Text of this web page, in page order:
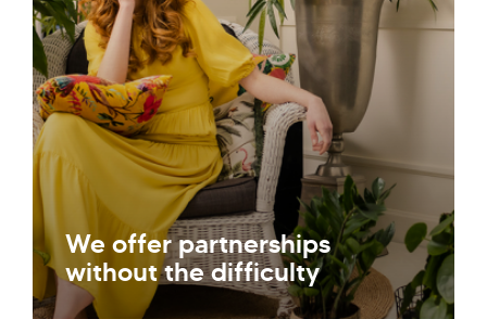
We offer partnerships
without the difficulty